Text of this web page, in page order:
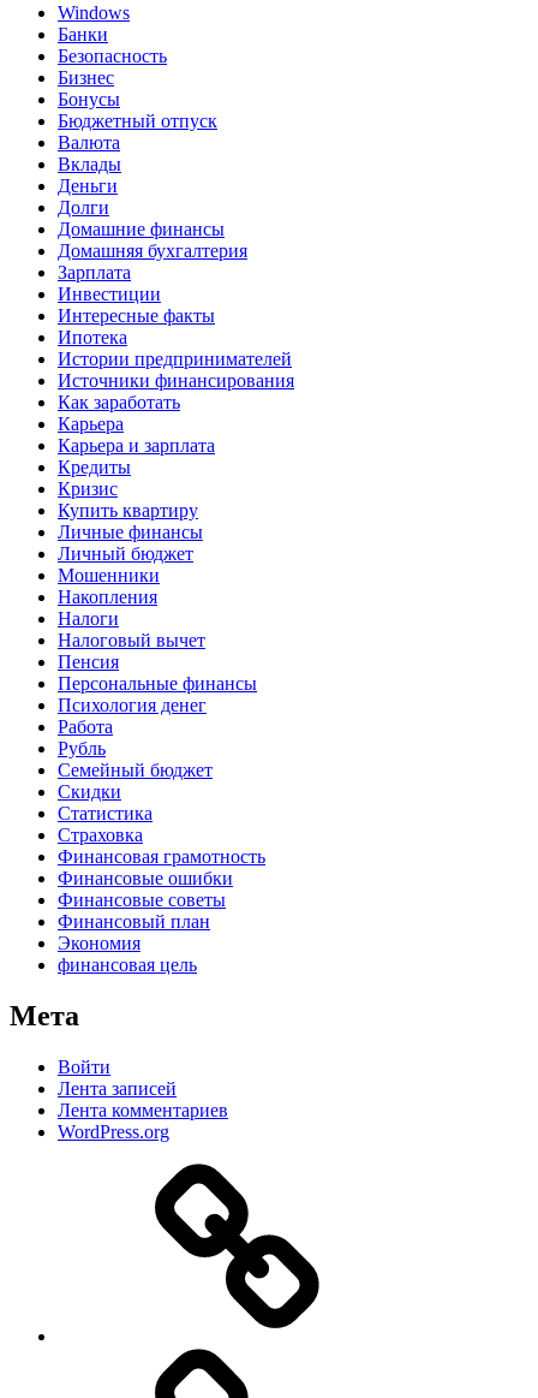
Windows
Банки
Безопасность
Бизнес
Бонусы
Бюджетный отпуск
Валюта
Вклады
Деньги
Долги
Домашние финансы
Домашняя бухгалтерия
Зарплата
Инвестиции
Интересные факты
Ипотека
Истории предпринимателей
Источники финансирования
Как заработать
Карьера
Карьера и зарплата
Кредиты
Кризис
Купить квартиру
Личные финансы
Личный бюджет
Мошенники
Накопления
Налоги
Налоговый вычет
Пенсия
Персональные финансы
Психология денег
Работа
Рубль
Семейный бюджет
Скидки
Статистика
Страховка
Финансовая грамотность
Финансовые ошибки
Финансовые советы
Финансовый план
Экономия
финансовая цель
Мета
Войти
Лента записей
Лента комментариев
WordPress.org